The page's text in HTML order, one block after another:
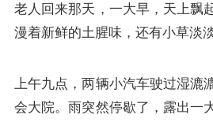
老人回来那天，一大早，天上飘
漫着新鲜的土腥味，还有小草淡
上午九点，两辆小汽车驶过湿漉
会大院。雨突然停歇了，露出一